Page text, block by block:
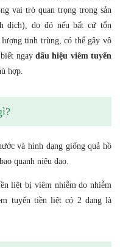
vai trò quan trọng trong sản
dịch), do đó nếu bất cứ tổn
tinh trùng, có thể gây vô
ngay dấu hiệu viêm tuyến
hợp.
và hình dạng giống quả hồ
quanh niệu đạo.
liệt bị viêm nhiễm do nhiễm
tuyến tiền liệt có 2 dạng là